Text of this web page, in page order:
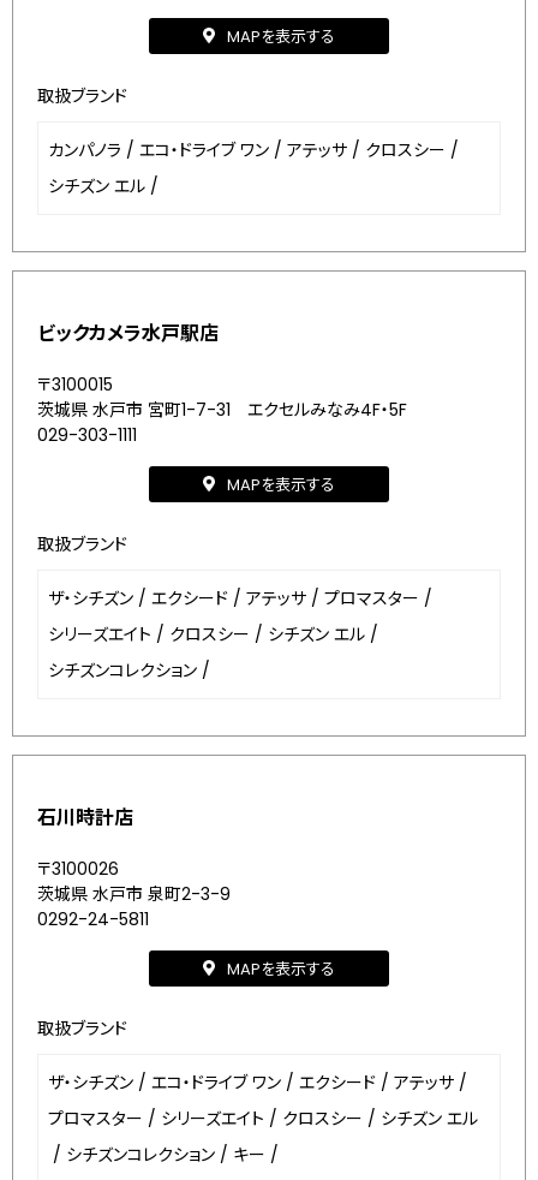
MAPを表示する
取扱ブランド
カンパノラ / エコ・ドライブ ワン / アテッサ / クロスシー /
シチズン エル /
ビックカメラ水戸駅店
〒3100015
茨城県 水戸市 宮町1-7-31 エクセルみなみ4F・5F
029-303-1111
MAPを表示する
取扱ブランド
ザ・シチズン / エクシード / アテッサ / プロマスター /
シリーズエイト / クロスシー / シチズン エル /
シチズンコレクション /
石川時計店
〒3100026
茨城県 水戸市 泉町2-3-9
0292-24-5811
MAPを表示する
取扱ブランド
ザ・シチズン / エコ・ドライブ ワン / エクシード / アテッサ /
プロマスター / シリーズエイト / クロスシー / シチズン エル
/ シチズンコレクション / キー /